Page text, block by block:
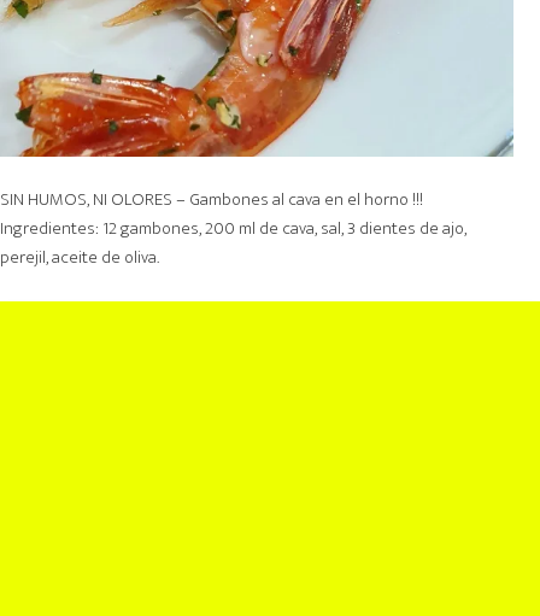
SIN HUMOS, NI OLORES – Gambones al cava en el horno !!!
Ingredientes: 12 gambones, 200 ml de cava, sal, 3 dientes de ajo,
perejil, aceite de oliva.